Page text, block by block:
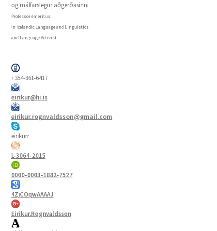
og málfarslegur aðgerðasinni
Professor emeritus
in Icelandic Language and Linguistics
and Language Activist
+354-861-6417
eirikur@hi.is
eirikur.rognvaldsson@gmail.com
eirikurr
L-3064-2015
0000-0003-1882-7527
4ZjCOqwAAAAJ
Eirikur.Rognvaldsson